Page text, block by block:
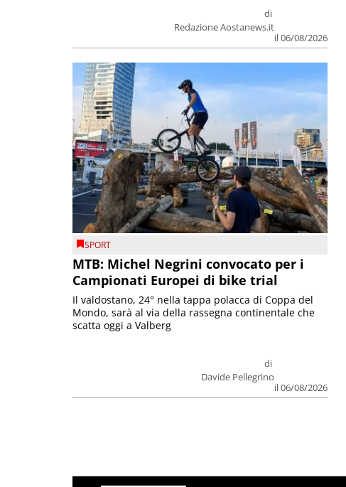
di
Redazione Aostanews.it
il 06/08/2026
SPORT
MTB: Michel Negrini convocato per i
Campionati Europei di bike trial
di
Davide Pellegrino
il 06/08/2026
Il valdostano, 24° nella tappa polacca di Coppa del
Mondo, sarà al via della rassegna continentale che
scatta oggi a Valberg